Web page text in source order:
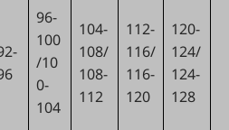
96-
100
/10
0-
104
104-
108/
108-
112
112-
116/
116-
120
120-
124/
124-
128